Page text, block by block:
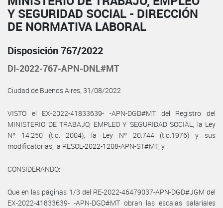
Y SEGURIDAD SOCIAL - DIRECCIÓN
DE NORMATIVA LABORAL
Disposición 767/2022
DI-2022-767-APN-DNL#MT
Ciudad de Buenos Aires, 31/08/2022
VISTO el EX-2022-41833639- -APN-DGD#MT del Registro del
MINISTERIO DE TRABAJO, EMPLEO Y SEGURIDAD SOCIAL, la Ley
Nº 14.250 (t.o. 2004), la Ley Nº 20.744 (t.o.1976) y sus
modificatorias, la RESOL-2022-1208-APN-ST#MT, y
CONSIDERANDO:
Que en las páginas 1/3 del RE-2022-46479037-APN-DGD#JGM del
EX-2022-41833639- -APN-DGD#MT obran las escalas salariales